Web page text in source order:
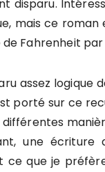
disparu.
mais ce
Fahrenheit
assez
porté sur ce
une écriture
ce que je